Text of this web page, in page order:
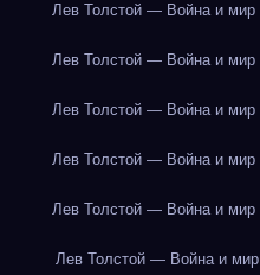
Лев Толстой — Война и мир
Лев Толстой — Война и мир
Лев Толстой — Война и мир
Лев Толстой — Война и мир
Лев Толстой — Война и мир
Лев Толстой — Война и мир